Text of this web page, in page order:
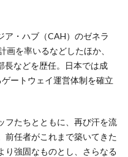
ア・ハブ（CAH）のゼネラ
画を率いるなどしたほか、
長などを歴任。日本では成
ートウェイ運営体制を確立
フたちとともに、再び汗を流
前任者がこれまで築いてきた
り強固なものとし、さらなる